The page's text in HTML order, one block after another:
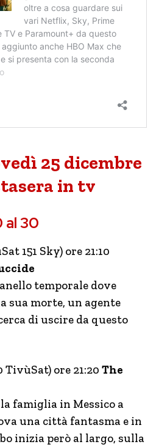
25 dicembre
in tv
al 30
151 Sky) ore 21:10
temporale dove
sua morte, un agente
di uscire da questo
TivùSat) ore 21:20 The
famiglia in Messico a
una città fantasma e in
inizia però al largo, sulla